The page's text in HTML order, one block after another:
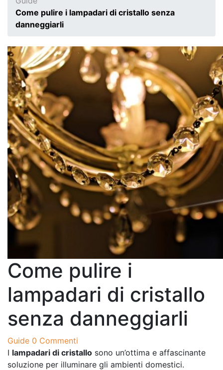
Come pulire i lampadari di cristallo senza
danneggiarli
Come pulire i
lampadari di cristallo
senza danneggiarli
Guide 0 Commenti
I lampadari di cristallo sono un’ottima e affascinante
soluzione per illuminare gli ambienti domestici.